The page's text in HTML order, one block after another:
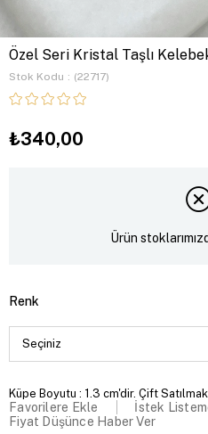
Özel Seri Kristal Taşlı
Stok Kodu (22717)
₺340,00
Ürün
Renk
Küpe Boyutu : 1.3 cm'dir. Çift
Favorilere Ekle
İstek
Fiyat Düşünce Haber Ver